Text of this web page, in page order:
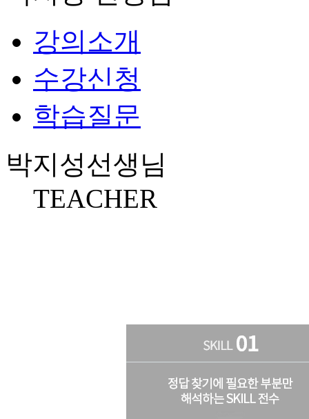
강의소개
수강신청
학습질문
박지성선생님
TEACHER